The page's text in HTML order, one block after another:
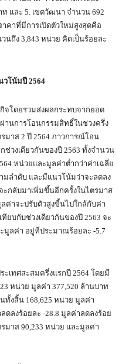
และ 5. เขตวัฒนา จำนวน 692
คาที่มีการเปิดตัวใหม่สูงสุดคือ
นถึง 3,843 หน่วย คิดเป็นร้อยละ
โน้มปี 2564
จโดยรวมส่งผลกระทบจากยอด
านการโอนกรรมสิทธิ์ในช่วงครึ่ง
มาส 2 ปี 2564 ภาวการณ์โอน
วงเดียวกันของปี 2563 ทั้งจำนวน
หน่วยและมูลค่าต่ำกว่าค่าเฉลี่ย
มลำดับ และมีแนวโน้มว่าจะลดลง
กลับมาเพิ่มขึ้นอีกครั้งในไตรมาส
ค่าจะปรับตัวสูงขี้นไปใกล้กับค่า
ยบกับช่วงเดียวกันของปี 2563 จะ
มูลค่า อยู่ที่ประมาณร้อยละ -5.7
เทศสะสมครึ่งแรกปี 2564 โดยมี
หน่วย มูลค่า 377,520 ล้านบาท
ทั้งสิ้น 168,625 หน่วย มูลค่า
ดลงร้อยละ -28.8 มูลค่าลดลงร้อย
มาส 90,233 หน่วย และมูลค่า